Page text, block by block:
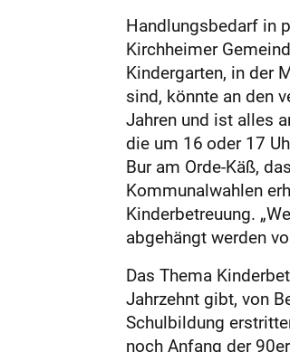
Handlungsbedarf in
Kirchheimer
Kindergarten, in der
sind, könnte an den
Jahren und ist alles
die um 16 oder 17
Bur am Orde-Käß,
Kommunalwahlen
Kinderbetreuung.
abgehängt werden
Das Thema
Jahrzehnt gibt, von
Schulbildung
noch Anfang der